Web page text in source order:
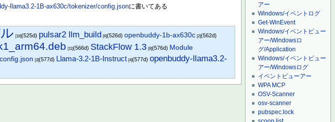
llama3.2-1B-ax630c/tokenizer/config.jsonに書いてある
[18](525d) pulsar2 llm_build [6](526d)openbuddy-1b-ax630c [2](562d)
[11](566d) StackFlow 1.3 [8](576d) Module
[3](577d) Llama-3.2-1B-Instruct [4](577d)openbuddy-llama3.2-
アー
Windows/イベントログ
Get-WinEvent
Windows/イベントビュー
アー/Windowsロ
グ/Application
Windows/イベントビュー
アー/Windowsログ
イベントビューアー
WPA MCP
OSV-Scanner
osv-scanner
pubspec.lock